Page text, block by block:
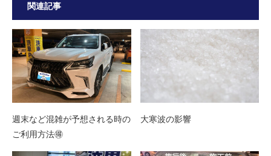
関連記事
週末など混雑が予想される時の
ご利用方法🉐
大寒波の影響